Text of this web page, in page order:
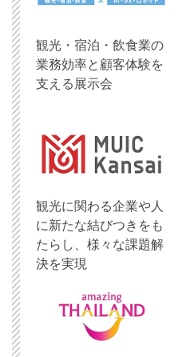
観光・宿泊・飲食業の
業務効率と顧客体験を
支える展示会
観光に関わる企業や人
に新たな結びつきをも
たらし、様々な課題解
決を実現